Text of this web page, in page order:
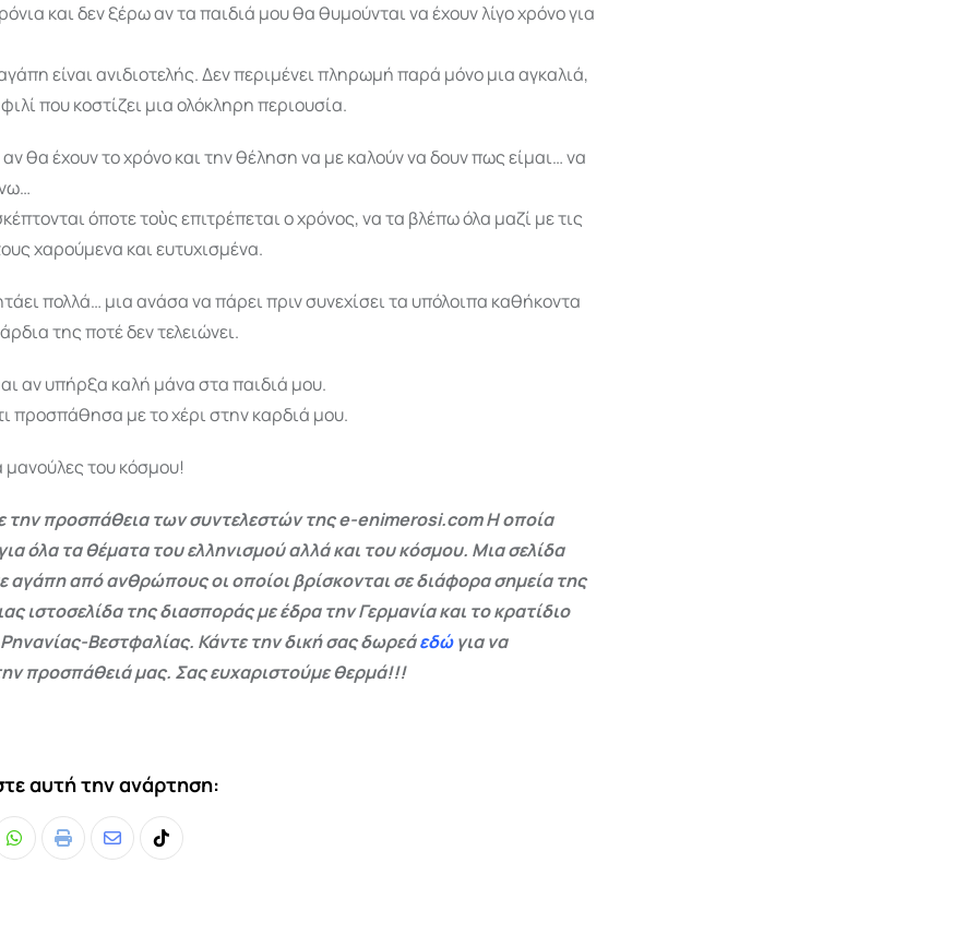
και δεν ξέρω αν τα παιδιά μου θα θυμούνται να έχουν λίγο χρόνο για
είναι ανιδιοτελής. Δεν περιμένει πληρωμή παρά μόνο μια αγκαλιά,
που κοστίζει μια ολόκληρη περιουσία.
θα έχουν το χρόνο και την θέληση να με καλούν να δουν πως είμαι… να
όποτε τοὺς επιτρέπεται ο χρόνος, να τα βλέπω όλα μαζί με τις
χαρούμενα και ευτυχισμένα.
πολλά… μια ανάσα να πάρει πριν συνεχίσει τα υπόλοιπα καθήκοντα
της ποτέ δεν τελειώνει.
αν υπήρξα καλή μάνα στα παιδιά μου.
προσπάθησα με το χέρι στην καρδιά μου.
μανούλες του κόσμου!
την προσπάθεια των συντελεστών της e-enimerosi.com Η οποία
όλα τα θέματα του ελληνισμού αλλά και του κόσμου. Μια σελίδα
αγάπη από ανθρώπους οι οποίοι βρίσκονται σε διάφορα σημεία της
ιστοσελίδα της διασποράς με έδρα την Γερμανία και το κρατίδιο
Βεστφαλίας. Κάντε την δική σας δωρεάεδώγια να
προσπάθειά μας. Σας ευχαριστούμε θερμά!!!
αυτή την ανάρτηση:
Whatsapp
Print
ShareTiktok